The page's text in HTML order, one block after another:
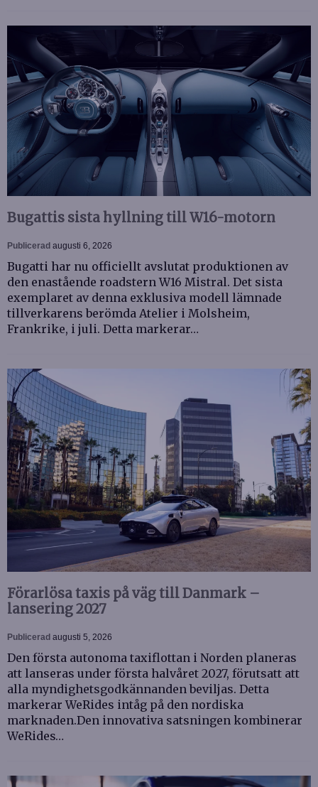
Bugattis sista hyllning till W16-motorn
Publicerad augusti 6, 2026
Bugatti har nu officiellt avslutat produktionen av
den enastående roadstern W16 Mistral. Det sista
exemplaret av denna exklusiva modell lämnade
tillverkarens berömda Atelier i Molsheim,
Frankrike, i juli. Detta markerar…
Förarlösa taxis på väg till Danmark –
lansering 2027
Publicerad augusti 5, 2026
Den första autonoma taxiflottan i Norden planeras
att lanseras under första halvåret 2027, förutsatt att
alla myndighetsgodkännanden beviljas. Detta
markerar WeRides intåg på den nordiska
marknaden.Den innovativa satsningen kombinerar
WeRides…